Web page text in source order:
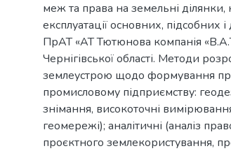
меж та права на земельні
експлуатації основних, підсобних
ПрАТ «АТ Тютюнова компанія
Чернігівської області. Методи
землеустрою щодо формування
промисловому підприємству:
знімання, високоточні
геомережі); аналітичні (аналіз
проєктного землекористування,